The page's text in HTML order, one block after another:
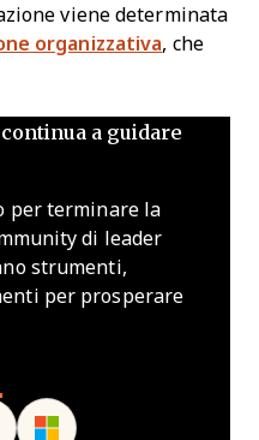
viene determinata
organizzativa, che
a guidare
per terminare la
di leader
strumenti,
per prosperare